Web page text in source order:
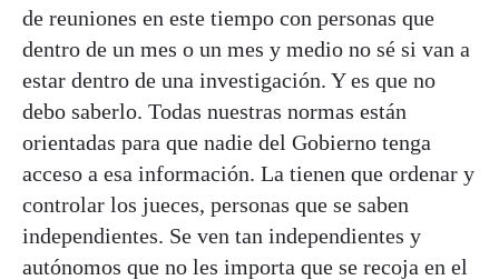
de reuniones en este tiempo con personas que
dentro de un mes o un mes y medio no sé si van a
estar dentro de una investigación. Y es que no
debo saberlo. Todas nuestras normas están
orientadas para que nadie del Gobierno tenga
acceso a esa información. La tienen que ordenar y
controlar los jueces, personas que se saben
independientes. Se ven tan independientes y
autónomos que no les importa que se recoja en el